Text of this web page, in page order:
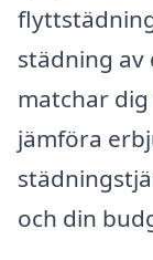
städning av
matchar
jämföra
och din